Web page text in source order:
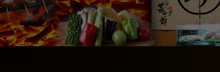
前炉端 甚十郎】
の公式ホームペ